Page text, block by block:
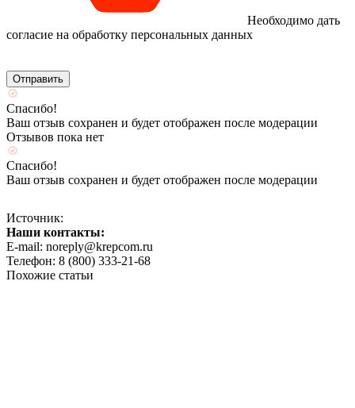
Необходимо дать
согласие на обработку персональных данных
Спасибо!
Ваш отзыв сохранен и будет отображен после модерации
Отзывов пока нет
Спасибо!
Ваш отзыв сохранен и будет отображен после модерации
Источник:
Наши контакты:
E-mail: noreply@krepcom.ru
Телефон: 8 (800) 333-21-68
Похожие статьи